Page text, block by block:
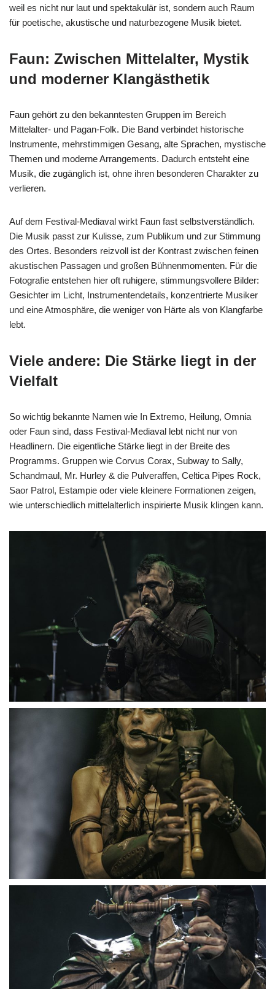
weil es nicht nur laut und spektakulär ist, sondern auch Raum
für poetische, akustische und naturbezogene Musik bietet.
Faun: Zwischen Mittelalter, Mystik
und moderner Klangästhetik
Faun gehört zu den bekanntesten Gruppen im Bereich
Mittelalter- und Pagan-Folk. Die Band verbindet historische
Instrumente, mehrstimmigen Gesang, alte Sprachen, mystische
Themen und moderne Arrangements. Dadurch entsteht eine
Musik, die zugänglich ist, ohne ihren besonderen Charakter zu
verlieren.
Auf dem Festival-Mediaval wirkt Faun fast selbstverständlich.
Die Musik passt zur Kulisse, zum Publikum und zur Stimmung
des Ortes. Besonders reizvoll ist der Kontrast zwischen feinen
akustischen Passagen und großen Bühnenmomenten. Für die
Fotografie entstehen hier oft ruhigere, stimmungsvollere Bilder:
Gesichter im Licht, Instrumentendetails, konzentrierte Musiker
und eine Atmosphäre, die weniger von Härte als von Klangfarbe
lebt.
Viele andere: Die Stärke liegt in der
Vielfalt
So wichtig bekannte Namen wie In Extremo, Heilung, Omnia
oder Faun sind, dass Festival-Mediaval lebt nicht nur von
Headlinern. Die eigentliche Stärke liegt in der Breite des
Programms. Gruppen wie Corvus Corax, Subway to Sally,
Schandmaul, Mr. Hurley & die Pulveraffen, Celtica Pipes Rock,
Saor Patrol, Estampie oder viele kleinere Formationen zeigen,
wie unterschiedlich mittelalterlich inspirierte Musik klingen kann.